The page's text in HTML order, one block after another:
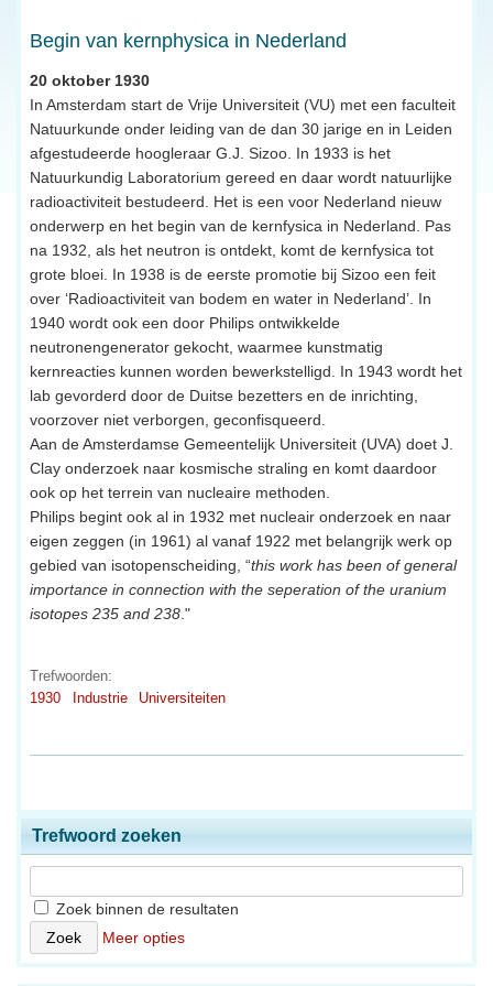
Begin van kernphysica in Nederland
20 oktober 1930
In Amsterdam start de Vrije Universiteit (VU) met een faculteit
Natuurkunde onder leiding van de dan 30 jarige en in Leiden
afgestudeerde hoogleraar G.J. Sizoo. In 1933 is het
Natuurkundig Laboratorium gereed en daar wordt natuurlijke
radioactiviteit bestudeerd. Het is een voor Nederland nieuw
onderwerp en het begin van de kernfysica in Nederland. Pas
na 1932, als het neutron is ontdekt, komt de kernfysica tot
grote bloei. In 1938 is de eerste promotie bij Sizoo een feit
over ‘Radioactiviteit van bodem en water in Nederland’. In
1940 wordt ook een door Philips ontwikkelde
neutronengenerator gekocht, waarmee kunstmatig
kernreacties kunnen worden bewerkstelligd. In 1943 wordt het
lab gevorderd door de Duitse bezetters en de inrichting,
voorzover niet verborgen, geconfisqueerd.
Aan de Amsterdamse Gemeentelijk Universiteit (UVA) doet J.
Clay onderzoek naar kosmische straling en komt daardoor
ook op het terrein van nucleaire methoden.
Philips begint ook al in 1932 met nucleair onderzoek en naar
eigen zeggen (in 1961) al vanaf 1922 met belangrijk werk op
gebied van isotopenscheiding, “this work has been of general
importance in connection with the seperation of the uranium
isotopes 235 and 238 ."
Trefwoorden:
1930
Industrie Universiteiten
Trefwoord zoeken
Zoek binnen de resultaten
Meer opties